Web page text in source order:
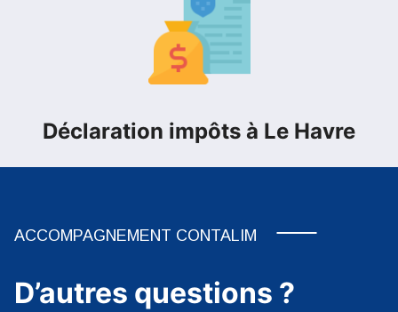
Déclaration impôts à Le Havre
ACCOMPAGNEMENT CONTALIM
D’autres questions ?